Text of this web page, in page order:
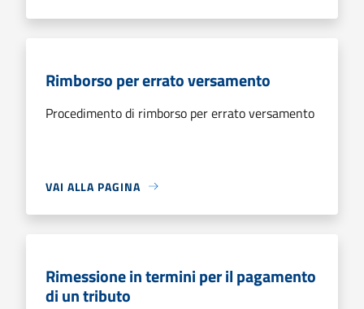
Rimborso per errato versamento
Procedimento di rimborso per errato versamento
VAI ALLA PAGINA
Rimessione in termini per il pagamento
di un tributo